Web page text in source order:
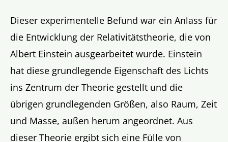
Dieser experimentelle Befund war ein Anlass für
die Entwicklung der Relativitätstheorie, die von
Albert Einstein ausgearbeitet wurde. Einstein
hat diese grundlegende Eigenschaft des Lichts
ins Zentrum der Theorie gestellt und die
übrigen grundlegenden Größen, also Raum, Zeit
und Masse, außen herum angeordnet. Aus
dieser Theorie ergibt sich eine Fülle von